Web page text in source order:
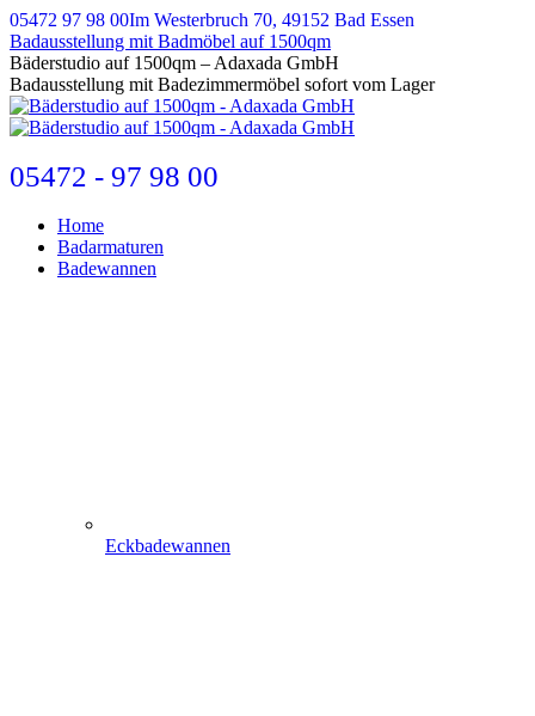
Zum
Inhalt
springen
05472 97 98 00Im Westerbruch 70, 49152 Bad Essen
Badausstellung mit Badmöbel auf 1500qm
E-
Mail
page
opens
new
window
Bäderstudio auf 1500qm – Adaxada GmbH
Badausstellung mit Badezimmermöbel sofort vom Lager
05472 - 97 98 00
Home
Badarmaturen
Badewannen
Eckbadewannen